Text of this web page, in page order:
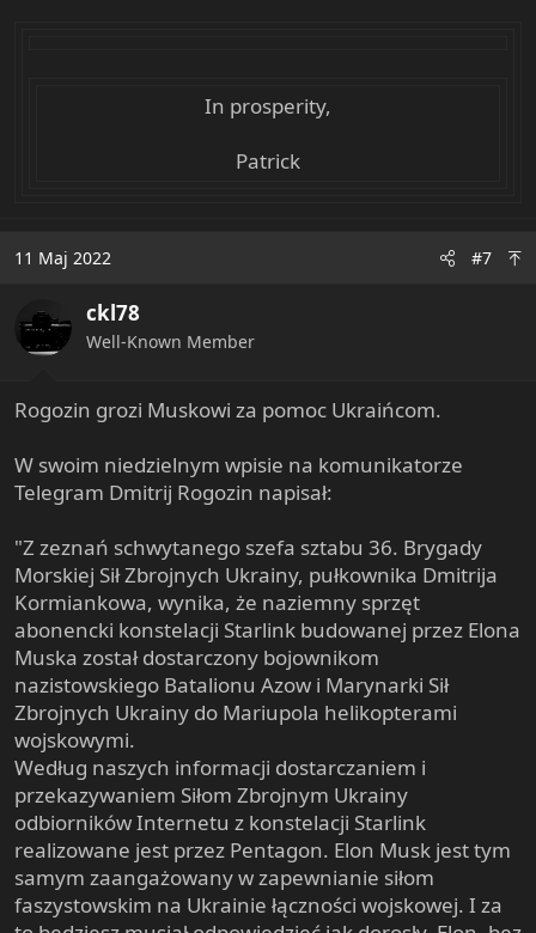
In prosperity,
Patrick
11 Maj 2022 #7
ckl78
Well-Known Member
Rogozin grozi Muskowi za pomoc Ukraińcom.
W swoim niedzielnym wpisie na komunikatorze
Telegram Dmitrij Rogozin napisał:
"Z zeznań schwytanego szefa sztabu 36. Brygady
Morskiej Sił Zbrojnych Ukrainy, pułkownika Dmitrija
Kormiankowa, wynika, że naziemny sprzęt
abonencki konstelacji Starlink budowanej przez Elona
Muska został dostarczony bojownikom
nazistowskiego Batalionu Azow i Marynarki Sił
Zbrojnych Ukrainy do Mariupola helikopterami
wojskowymi.
Według naszych informacji dostarczaniem i
przekazywaniem Siłom Zbrojnym Ukrainy
odbiorników Internetu z konstelacji Starlink
realizowane jest przez Pentagon. Elon Musk jest tym
samym zaangażowany w zapewnianie siłom
faszystowskim na Ukrainie łączności wojskowej. I za